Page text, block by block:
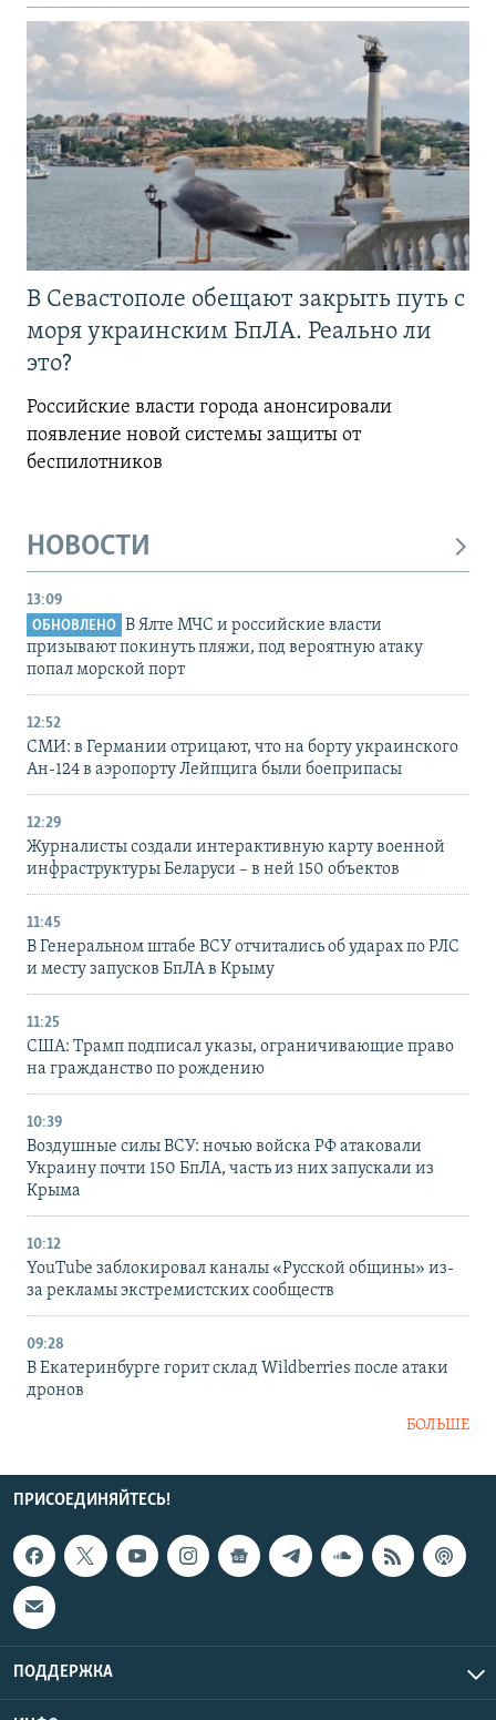
В Севастополе обещают закрыть путь с
моря украинским БпЛА. Реально ли
это?
Российские власти города анонсировали
появление новой системы защиты от
беспилотников
НОВОСТИ
13:09
ОБНОВЛЕНО
В Ялте МЧС и российские власти
призывают покинуть пляжи, под вероятную атаку
попал морской порт
12:52
СМИ: в Германии отрицают, что на борту украинского
Ан-124 в аэропорту Лейпцига были боеприпасы
12:29
Журналисты создали интерактивную карту военной
инфраструктуры Беларуси – в ней 150 объектов
11:45
В Генеральном штабе ВСУ отчитались об ударах по РЛС
и месту запусков БпЛА в Крыму
11:25
США: Трамп подписал указы, ограничивающие право
на гражданство по рождению
10:39
Воздушные силы ВСУ: ночью войска РФ атаковали
Украину почти 150 БпЛА, часть из них запускали из
Крыма
10:12
YouTube заблокировал каналы «Русской общины» из-
за рекламы экстремистских сообществ
09:28
В Екатеринбурге горит склад Wildberries после атаки
дронов
БОЛЬШЕ
ПРИСОЕДИНЯЙТЕСЬ!
ПОДДЕРЖКА